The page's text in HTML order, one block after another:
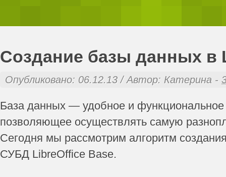
Создание базы данных в
Опубликовано: 06.12.13 / Автор: Катерина -
База данных — удобное и
позволяющее осуществлять самую
Сегодня мы рассмотрим алгоритм
СУБД LibreOffice Base.